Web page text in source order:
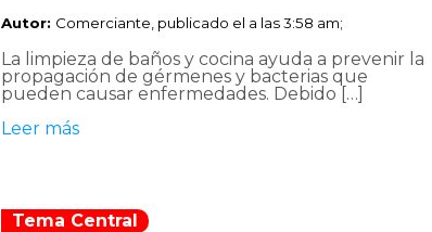
Autor: Comerciante, publicado el a las 3:58 am;
La limpieza de baños y cocina ayuda a prevenir la
propagación de gérmenes y bacterias que
pueden causar enfermedades. Debido […]
Leer más
Tema Central